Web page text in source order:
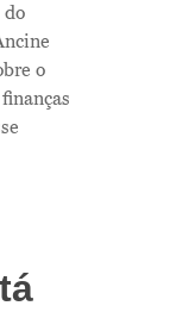
do
o